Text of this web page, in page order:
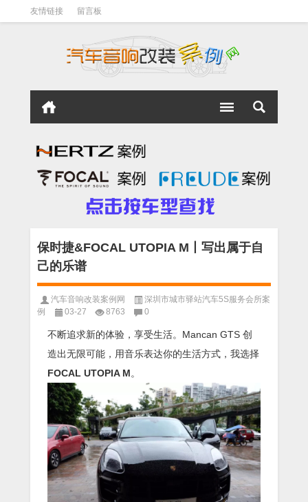
友情链接 留言板
保时捷&FOCAL UTOPIA M丨写出属于自
己的乐谱
汽车音响改装案例网
深圳市城市驿站汽车5S服务会所案
例
03-27 8763 0
不断追求新的体验，享受生活。Mancan GTS 创
造出无限可能，用音乐表达你的生活方式，我选择
FOCAL UTOPIA M。